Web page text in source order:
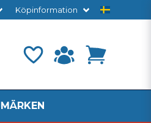
Köpinformation